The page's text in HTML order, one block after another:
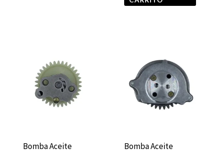
Bomba Aceite
Bomba Aceite